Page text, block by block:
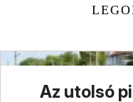
Az utolsó